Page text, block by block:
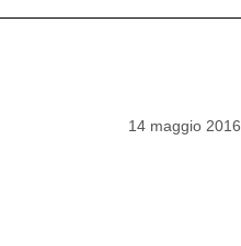
14 maggio 2016